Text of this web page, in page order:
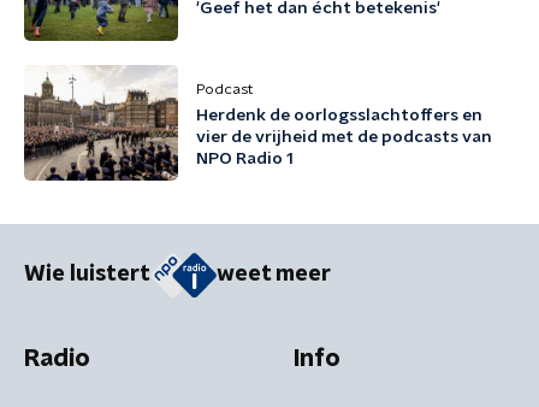
'Geef het dan écht betekenis'
Podcast
Herdenk de oorlogsslachtoffers en
vier de vrijheid met de podcasts van
NPO Radio 1
Wie luistert weet meer
Radio Info